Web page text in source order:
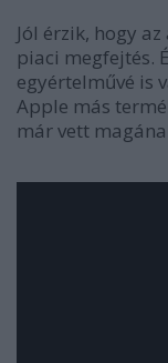
Jól érzik, hogy
piaci megfejtés.
egyértelművé is
Apple más
már vett